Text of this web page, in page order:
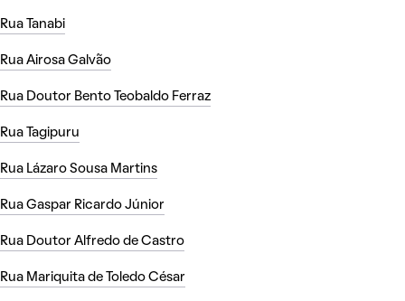
Rua Tanabi
Rua Airosa Galvão
Rua Doutor Bento Teobaldo Ferraz
Rua Tagipuru
Rua Lázaro Sousa Martins
Rua Gaspar Ricardo Júnior
Rua Doutor Alfredo de Castro
Rua Mariquita de Toledo César